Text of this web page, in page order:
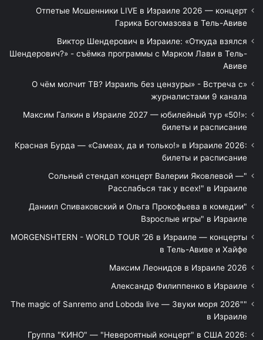
Отпетые Мошенники LIVE в Израиле 2026 — концерт
Гарика Богомазова в Тель-Авиве
Виктор Шендерович в Израиле: «Откуда взялся
Шендерович?» - съёмка программы с Марком Лави в Тель-
Авиве
«О чём молчит ТВ? Израиль без цензуры» - Встреча с
журналистами 9 канала
Максим Галкин в Израиле 2027 — юбилейный тур «50!»:
билеты и расписание
Красная Бурда — «Самеах, да и только!» в Израиле 2026:
билеты и расписание
"Сольный стендап концерт Валерии Яковлевой —
Расслабься так у всех!" в Израиле
"Даниил Спиваковский и Ольга Прокофьева в комедии
Взрослые игры" в Израиле
MORGENSHTERN - WORLD TOUR '26 в Израиле — концерты
в Тель-Авиве и Хайфе
Максим Леонидов в Израиле 2026
Александр Филиппенко в Израиле
"The magic of Sanremo and Loboda live — Звуки моря 2026"
в Израиле
Группа "КИНО" — "Невероятный концерт" в США 2026: